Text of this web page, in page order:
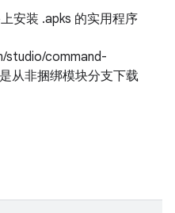
安装 .apks 的实用程序
studio/command-
从非捆绑模块分支下载